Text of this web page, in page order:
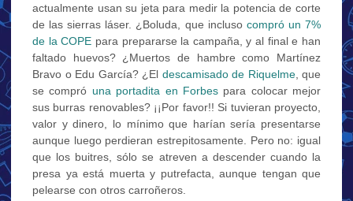
actualmente usan su jeta para medir la potencia de corte
de las sierras láser. ¿Boluda, que incluso compró un 7%
de la COPE para prepararse la campaña, y al final e han
faltado huevos? ¿Muertos de hambre como Martínez
Bravo o Edu García? ¿El descamisado de Riquelme, que
se compró una portadita en Forbespara colocar mejor
sus burras renovables? ¡¡Por favor!! Si tuvieran proyecto,
valor y dinero, lo mínimo que harían sería presentarse
aunque luego perdieran estrepitosamente. Pero no: igual
que los buitres, sólo se atreven a descender cuando la
presa ya está muerta y putrefacta, aunque tengan que
pelearse con otros carroñeros.